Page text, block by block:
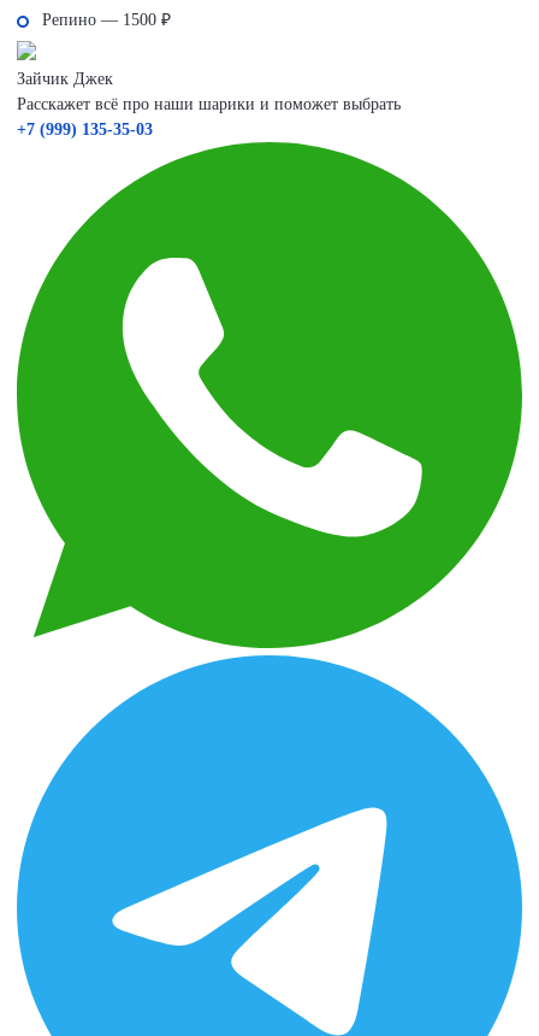
Репино — 1500 ₽
Зайчик Джек
Расскажет всё про наши шарики и поможет выбрать
+7 (999) 135-35-03